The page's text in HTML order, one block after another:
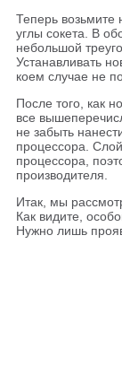
Теперь возьмите
углы сокета. В
небольшой
Устанавливать
коем случае не
После того, как
все
не забыть
процессора.
процессора,
производителя.
Итак, мы
Как видите,
Нужно лишь